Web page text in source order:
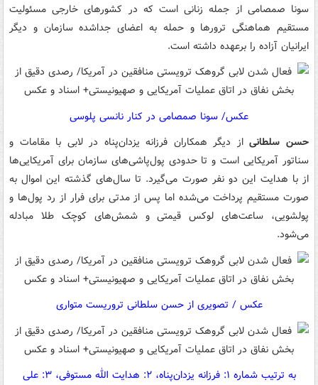
سونا صمصامی از جمله زنانی است که در کشورهای خارجی مسئولیت
مستقیم هماهنگی ترورها و حمله به اعضای جداشده سازمان و دیگر
ایرانیان آزاده را برعهده داشته است.
عکس/ سونا صمصامی در کنار نانسی پلوسی
حسن سلطانیاز دیگر همکاران فرزانه یزدان‌پناه در لابی با مقامات و
سناتور آمریکایی است و تا حدودی پول‌پاشی‌های سازمان برای آمریکایی‌ها
از با هدایت این دو نفر صورت می‌گیرد. تا سال‌های گذشته این اموال به
صورت مستقیم پرداخت می‌شده اما پس از مدتی برای فرار از رد پول‌ها و
پولشویی، ساعت‌های لوکس قیمتی و شمش‌های کوچک طلا مبادله
می‌شود.
عکس / تصویری از حسن سلطانی تروریست متواری
به ترتیب شماره ۱: فرزانه یزدان‌پناه، ۲: هدایت الله مستوفی، ۳: علی